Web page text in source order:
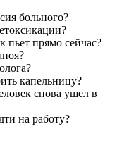
больного?
пьет прямо сейчас?
капельницу?
снова ушел в
на работу?